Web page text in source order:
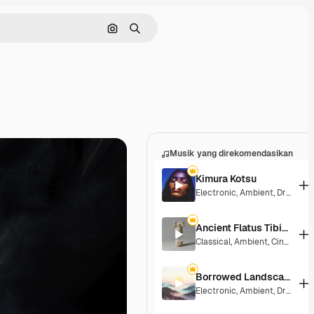
Pencarian berdasarkan gambar
Mencari
Musik yang direkomendasikan
Kimura Kotsu
Electronic,Ambient, Dramatic
Ancient Flatus Tibiae
Classical,Ambient,Cinematic
Borrowed Landscape
Electronic,Ambient, Dramatic